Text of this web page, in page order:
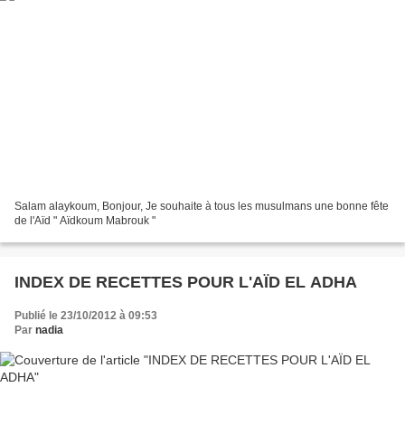
Salam alaykoum, Bonjour, Je souhaite à tous les musulmans une bonne fête
de l'Aïd " Aïdkoum Mabrouk "
INDEX DE RECETTES POUR L'AÏD EL ADHA
Publié le 23/10/2012 à 09:53
Par nadia